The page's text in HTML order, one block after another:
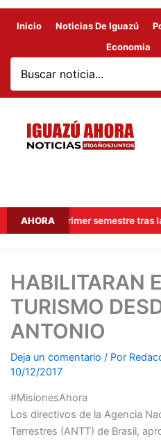
Inicio Noticias De Iguazú
Economia
AHORA
el primer semestre tras la
HABILITARAN
TURISMO
ANTONIO
Deja un comentario / Por
10/12/2017
#MisionesAhora
Los directivos de la Agencia
Terrestres (ANTT) de Brasil,